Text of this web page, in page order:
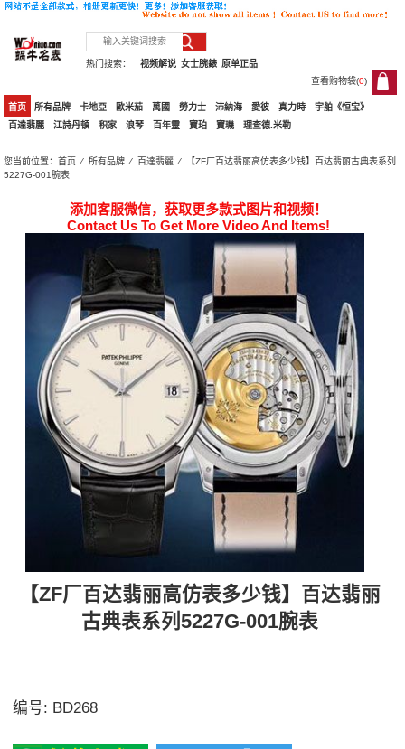
热门搜索： 原单正品
女士腕錶
视频解说
查看购物袋(0)
0
首页 所有品牌 卡地亞 歐米茄 萬國 勞力士 沛納海 愛彼 真力時
宇舶《恒宝》
百達翡麗
江詩丹頓 积家 浪琴 百年靈 寶珀 寶璣 理查德.米勒
您当前位置：首页 ⁄所有品牌 ⁄ 百達翡麗 ⁄ 【ZF厂百达翡丽高仿表多少钱】百达翡丽古典表系列
5227G-001腕表
添加客服微信，获取更多款式图片和视频！
Contact Us To Get More Video And Items!
【ZF厂百达翡丽高仿表多少钱】百达翡丽
古典表系列5227G-001腕表
编号: BD268